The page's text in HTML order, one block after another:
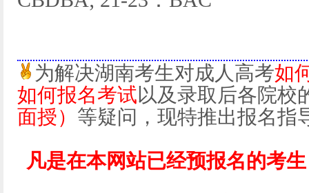
为解决湖南考生对成人高考如
如何报名考试以及录取后各院校
面授） 等疑问，现特推出报名指
凡是在本网站已经预报名的考